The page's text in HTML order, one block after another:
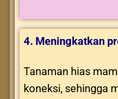
4. Meningkatkan
Tanaman hias
koneksi, sehingga